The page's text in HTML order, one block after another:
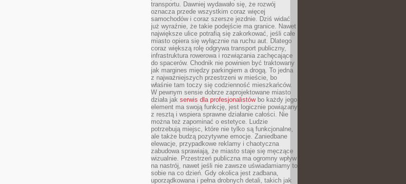
transportu. Dawniej wydawało się, że rozwój
oznacza przede wszystkim coraz więcej
samochodów i coraz szersze jezdnie. Dziś widać
już wyraźnie, że takie podejście ma granice. Nawet
największe ulice potrafią się zakorkować, jeśli całe
miasto opiera się wyłącznie na ruchu aut. Dlatego
coraz większą rolę odgrywa transport publiczny,
infrastruktura rowerowa i rozwiązania zachęcające
do spacerów. Chodnik nie powinien być traktowany
jak margines między parkingiem a drogą. To jedna
z najważniejszych przestrzeni w mieście, bo
właśnie tam toczy się codzienność mieszkańców.
W pewnym sensie dobrze zaprojektowane miasto
działa jak serwis dla profesjonalistówbo każdy jego
element ma swoją funkcję, jest logicznie powiązany
z resztą i wspiera sprawne działanie całości. Nie
można też zapominać o estetyce. Ludzie
potrzebują miejsc, które nie tylko są funkcjonalne,
ale także budzą pozytywne emocje. Zaniedbane
elewacje, przypadkowe reklamy i chaotyczna
zabudowa sprawiają, że miasto staje się męczące
wizualnie. Przestrzeń publiczna ma ogromny wpływ
na nastrój, nawet jeśli nie zawsze uświadamiamy to
sobie na co dzień. Gdy okolica jest zadbana,
uporządkowana i pełna drobnych detali, takich jak